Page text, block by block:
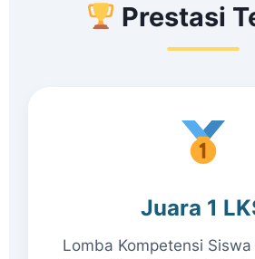
Prestasi
Juara 1
Lomba Kompetensi